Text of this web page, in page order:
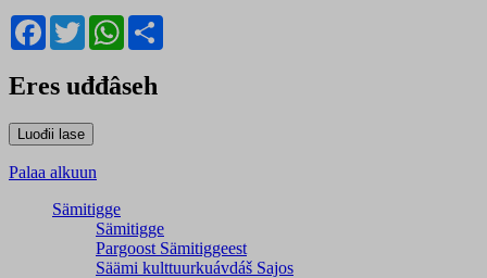
Facebook
TwitterWhatsApp
Eres uđđâseh
Palaa alkuun
Sämitigge
Sämitigge
Pargoost Sämitiggeest
Säämi kulttuurkuávdáš Sajos